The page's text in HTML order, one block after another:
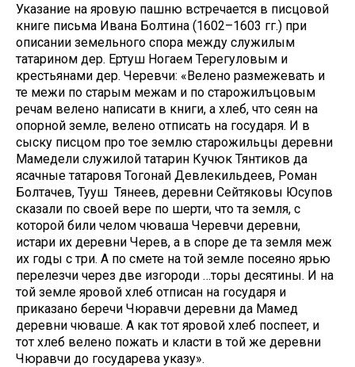
Указание на яровую пашню встречается в писцовой
книге письма Ивана Болтина (1602–1603 гг.) при
описании земельного спора между служилым
татарином дер. Ертуш Ногаем Терегуловым и
крестьянами дер. Черевчи: «Велено размежевать и
те межи по старым межам и по старожилъцовым
речам велено написати в книги, а хлеб, что сеян на
опорной земле, велено отписать на государя. И в
сыску писцом про тое землю старожильцы деревни
Мамедели служилой татарин Кучюк Тянтиков да
ясачные татаровя Тогонай Девлекильдеев, Роман
Болтачев, Тууш Тянеев, деревни Сейтяковы Юсупов
сказали по своей вере по шерти, что та земля, с
которой били челом чюваша Черевчи деревни,
истари их деревни Черев, а в споре де та земля меж
их годы с три. А по смете на той земле посеяно ярью
перелезчи через две изгороди …торы десятины. И на
той земле яровой хлеб отписан на государя и
приказано беречи Чюравчи деревни да Мамед
деревни чюваше. А как тот яровой хлеб поспеет, и
тот хлеб велено пожать и класти в той же деревни
Чюравчи до государева указу».